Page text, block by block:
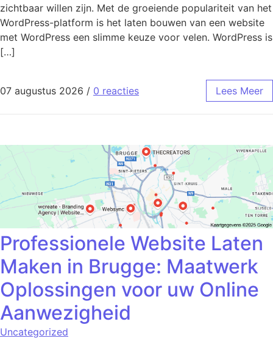
zichtbaar willen zijn. Met de groeiende populariteit van het
WordPress-platform is het laten bouwen van een website
met WordPress een slimme keuze voor velen. WordPress is
[…]
07 augustus 2026 / 0 reacties Lees Meer
Professionele Website Laten
Maken in Brugge: Maatwerk
Oplossingen voor uw Online
Aanwezigheid
Uncategorized